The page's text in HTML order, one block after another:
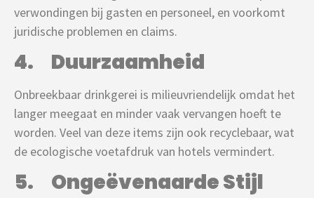
verwondingen bij gasten en personeel, en voorkomt
juridische problemen en claims.
4. Duurzaamheid
Onbreekbaar drinkgerei is milieuvriendelijk omdat het
langer meegaat en minder vaak vervangen hoeft te
worden. Veel van deze items zijn ook recyclebaar, wat
de ecologische voetafdruk van hotels vermindert.
5. Ongeëvenaarde Stijl